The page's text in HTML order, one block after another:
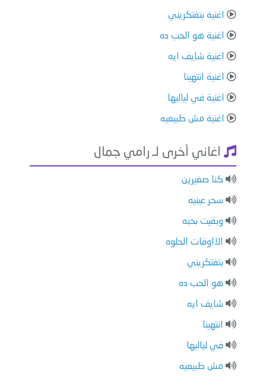
اغنية ⁠بتفتكريني
اغنية هو الحب ده
اغنية ⁠شايف ايه
اغنية ⁠انتهينا
اغنية ⁠في لياليها
اغنية ⁠⁠مش طبيعيه
اغاني أخرى لـ رامي جمال
كنا صغيرين
سحر عينيه
وبقيت بحبه
الااوقات الحلوه
⁠بتفتكريني
هو الحب ده
⁠شايف ايه
⁠انتهينا
⁠في لياليها
⁠⁠مش طبيعيه